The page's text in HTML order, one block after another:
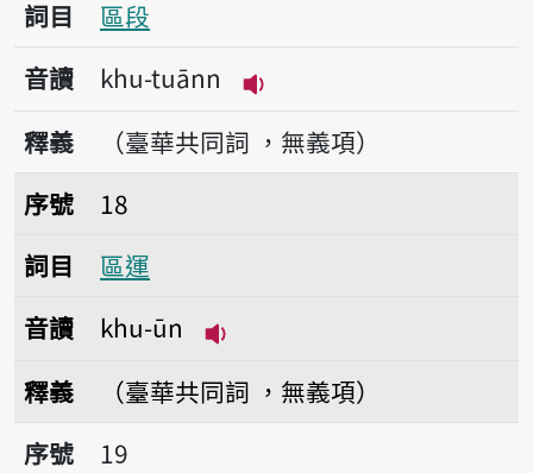
詞目
區段
音讀
khu-tuānn
播放音讀khu-tuānn
釋義
（臺華共同詞 ，無義項）
序號18區運
序號
18
詞目
區運
音讀
khu-ūn
釋義
（臺華共同詞 ，無義項）
序號19禁區
序號
19